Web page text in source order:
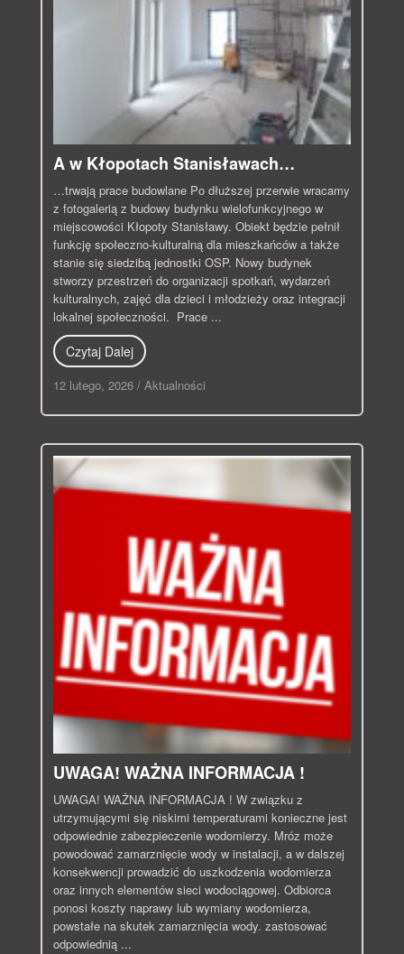
A w Kłopotach Stanisławach…
…trwają prace budowlane Po dłuższej przerwie wracamy
z fotogalerią z budowy budynku wielofunkcyjnego w
miejscowości Kłopoty Stanisławy. Obiekt będzie pełnił
funkcję społeczno-kulturalną dla mieszkańców a także
stanie się siedzibą jednostki OSP. Nowy budynek
stworzy przestrzeń do organizacji spotkań, wydarzeń
kulturalnych, zajęć dla dzieci i młodzieży oraz integracji
lokalnej społeczności. Prace ...
Czytaj Dalej
12 lutego, 2026 / Aktualności
UWAGA! WAŻNA INFORMACJA !
UWAGA! WAŻNA INFORMACJA ! W związku z
utrzymującymi się niskimi temperaturami konieczne jest
odpowiednie zabezpieczenie wodomierzy. Mróz może
powodować zamarznięcie wody w instalacji, a w dalszej
konsekwencji prowadzić do uszkodzenia wodomierza
oraz innych elementów sieci wodociągowej. Odbiorca
ponosi koszty naprawy lub wymiany wodomierza,
powstałe na skutek zamarznięcia wody. zastosować
odpowiednią ...